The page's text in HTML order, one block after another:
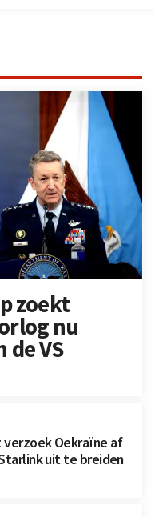
zoekt
nu
VS
verzoek Oekraïne af
uit te breiden